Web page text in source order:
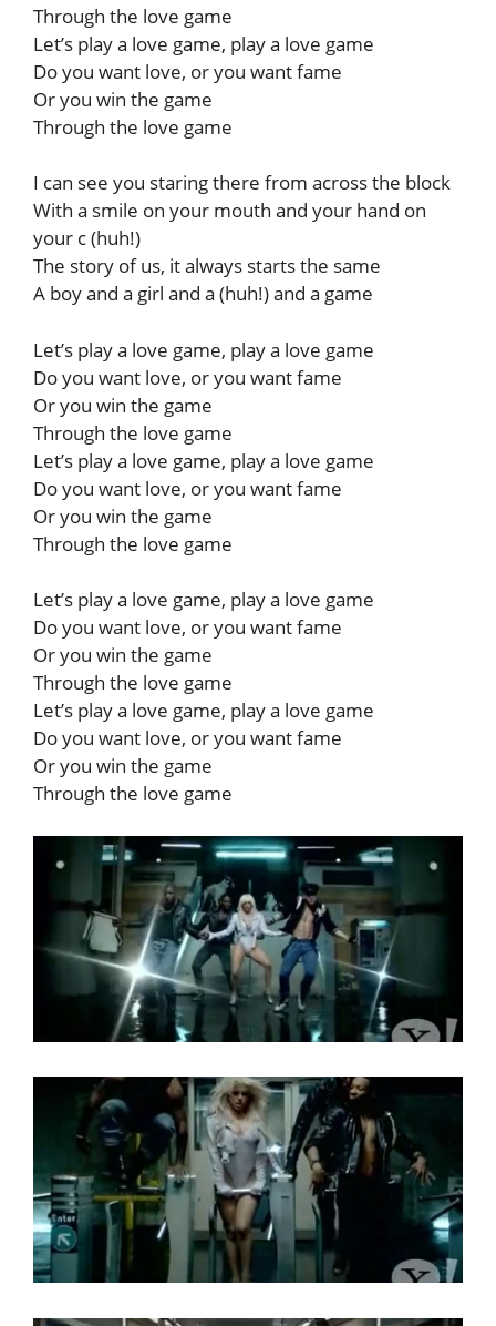
Through the love game
Let’s play a love game, play a love game
Do you want love, or you want fame
Or you win the game
Through the love game
I can see you staring there from across the block
With a smile on your mouth and your hand on
your c (huh!)
The story of us, it always starts the same
A boy and a girl and a (huh!) and a game
Let’s play a love game, play a love game
Do you want love, or you want fame
Or you win the game
Through the love game
Let’s play a love game, play a love game
Do you want love, or you want fame
Or you win the game
Through the love game
Let’s play a love game, play a love game
Do you want love, or you want fame
Or you win the game
Through the love game
Let’s play a love game, play a love game
Do you want love, or you want fame
Or you win the game
Through the love game